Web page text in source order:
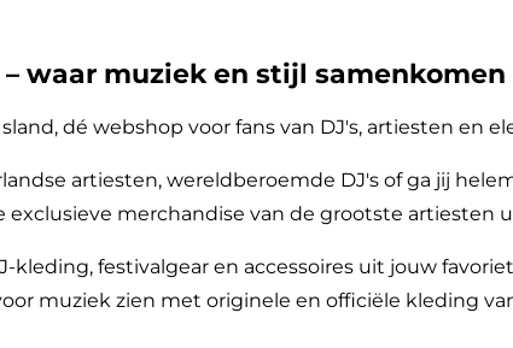
waar muziek en stijl samenkomen
dé webshop voor fans van DJ's, artiesten en
artiesten, wereldberoemde DJ's of ga jij
exclusieve merchandise van de grootste artiesten
kleding, festivalgear en accessoires uit jouw
muziek zien met originele en officiële kleding